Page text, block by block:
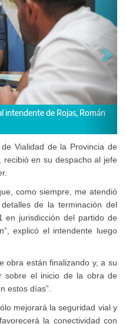
Ultimaron detalles de la
Vialidad de la Provincia de
recibió en su despacho al jefe
como siempre, me atendió
de la terminación del
en jurisdicción del partido de
explicó el intendente luego
obra están finalizando y, a su
sobre el inicio de la obra de
estos días”.
mejorará la seguridad vial y
la conectividad con